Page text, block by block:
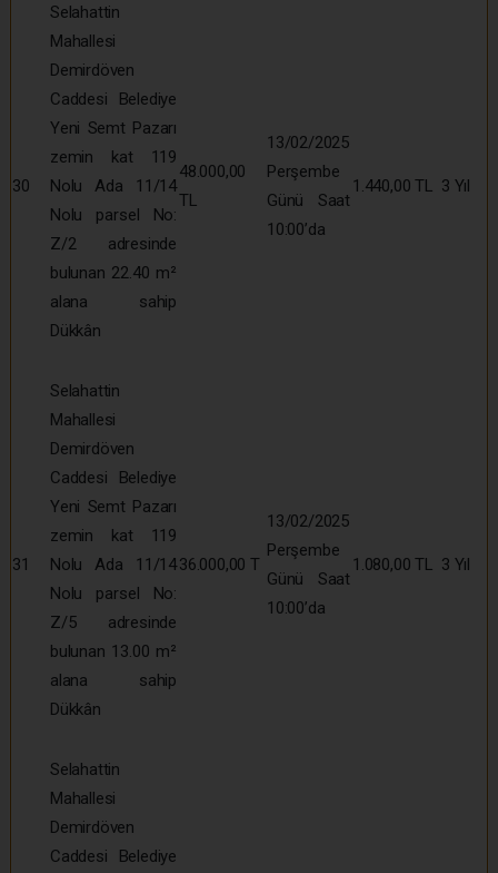
30
Selahattin
Mahallesi
Demirdöven
Caddesi Belediye
Yeni Semt Pazarı
zemin kat 119
Nolu Ada 11/14
Nolu parsel No:
Z/2 adresinde
bulunan 22.40 m²
alana sahip
Dükkân
48.000,00
TL
13/02/2025
Perşembe
Günü Saat
10:00’da
1.440,00 TL 3 Yıl
31
Selahattin
Mahallesi
Demirdöven
Caddesi Belediye
Yeni Semt Pazarı
zemin kat 119
Nolu Ada 11/14
Nolu parsel No:
Z/5 adresinde
bulunan 13.00 m²
alana sahip
Dükkân
36.000,00 T
13/02/2025
Perşembe
Günü Saat
10:00’da
1.080,00 TL 3 Yıl
Selahattin
Mahallesi
Demirdöven
Caddesi Belediye